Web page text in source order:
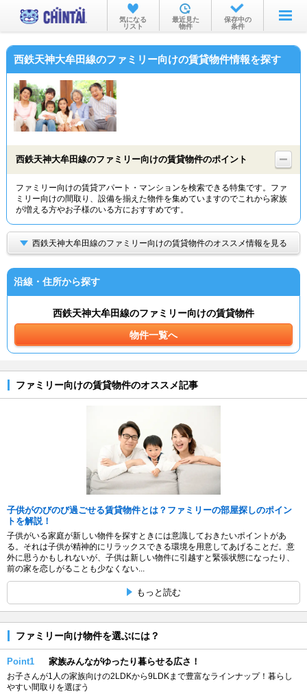
お部屋を探す
沿線・駅から
物件特集から
TOP
気になる
リスト
最近見た
物件
保存中の
条件
西鉄天神大牟田線のファミリー向けの賃貸物件情報を探す
西鉄天神大牟田線のファミリー向けの賃貸物件のポイント
ファミリー向けの賃貸アパート・マンションを検索できる特集です。ファ
ミリー向けの間取り、設備を揃えた物件を集めていますのでこれから家族
が増える方やお子様のいる方におすすめです。
西鉄天神大牟田線のファミリー向けの賃貸物件のオススメ情報を見る
沿線・住所から探す
西鉄天神大牟田線のファミリー向けの賃貸物件
物件一覧へ
ファミリー向けの賃貸物件のオススメ記事
子供がのびのび過ごせる賃貸物件とは？ファミリーの部屋探しのポイン
トを解説！
子供がいる家庭が新しい物件を探すときには意識しておきたいポイントがあ
る。それは子供が精神的にリラックスできる環境を用意してあげることだ。意
外に思うかもしれないが、子供は新しい物件に引越すと緊張状態になったり、
前の家を恋しがることも少なくない...
もっと読む
ファミリー向け物件を選ぶには？
Point1 家族みんながゆったり暮らせる広さ！
お子さんが1人の家族向けの2LDKから9LDKまで豊富なラインナップ！暮らし
やすい間取りを選ぼう